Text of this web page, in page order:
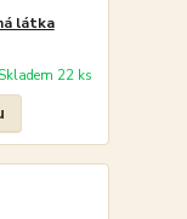
látka
Skladem 22 ks